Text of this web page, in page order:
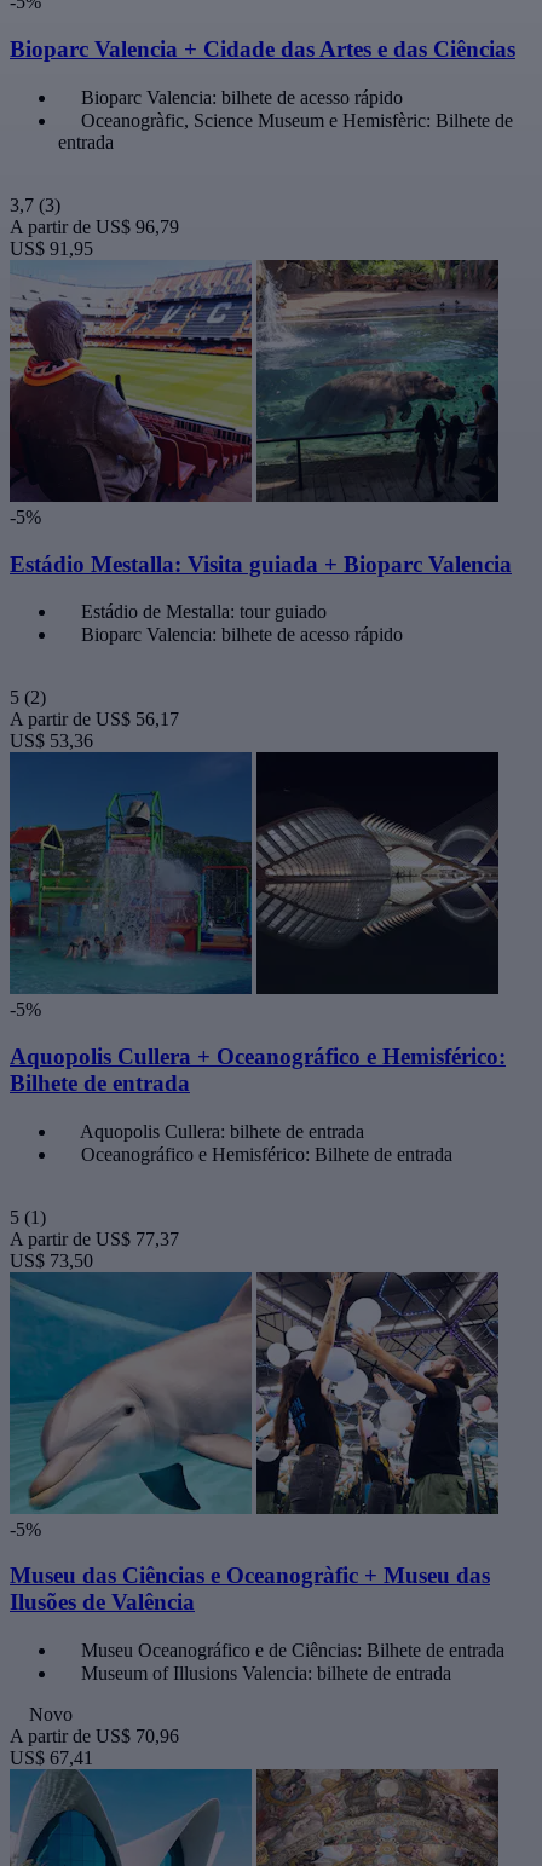
Bioparc Valencia + Cidade das Artes e das Ciências
Bioparc Valencia: bilhete de acesso rápido
Oceanogràfic, Science Museum e Hemisfèric: Bilhete de
entrada
3,7 (3)
A partir de US$ 96,79
US$ 91,95
-5%
Estádio Mestalla: Visita guiada + Bioparc Valencia
Estádio de Mestalla: tour guiado
Bioparc Valencia: bilhete de acesso rápido
5 (2)
A partir de US$ 56,17
US$ 53,36
-5%
Aquopolis Cullera + Oceanográfico e Hemisférico:
Bilhete de entrada
Aquopolis Cullera: bilhete de entrada
Oceanográfico e Hemisférico: Bilhete de entrada
5 (1)
A partir de US$ 77,37
US$ 73,50
-5%
Museu das Ciências e Oceanogràfic + Museu das
Ilusões de Valência
Museu Oceanográfico e de Ciências: Bilhete de entrada
Museum of Illusions Valencia: bilhete de entrada
Novo
A partir de US$ 70,96
US$ 67,41